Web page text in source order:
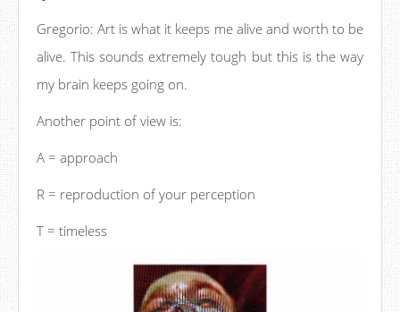
Gregorio: Art is what it keeps me alive and worth to be
alive. This sounds extremely tough but this is the way
my brain keeps going on.
Another point of view is:
A = approach
R = reproduction of your perception
T = timeless